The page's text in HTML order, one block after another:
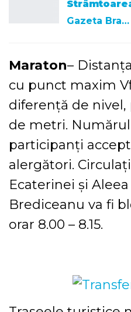
Gazeta Brasovului
Maraton–
cu punct maxim
diferență de nivel,
de metri.
participanți
alergători.
Ecaterinei și
Brediceanu va fi
orar 8.00 – 8.15.